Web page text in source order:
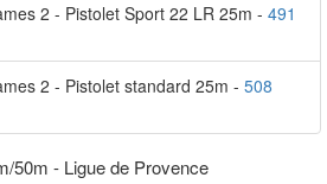
2 - Pistolet Sport 22 LR 25m - 491
2 - Pistolet standard 25m - 508
50m - Ligue de Provence